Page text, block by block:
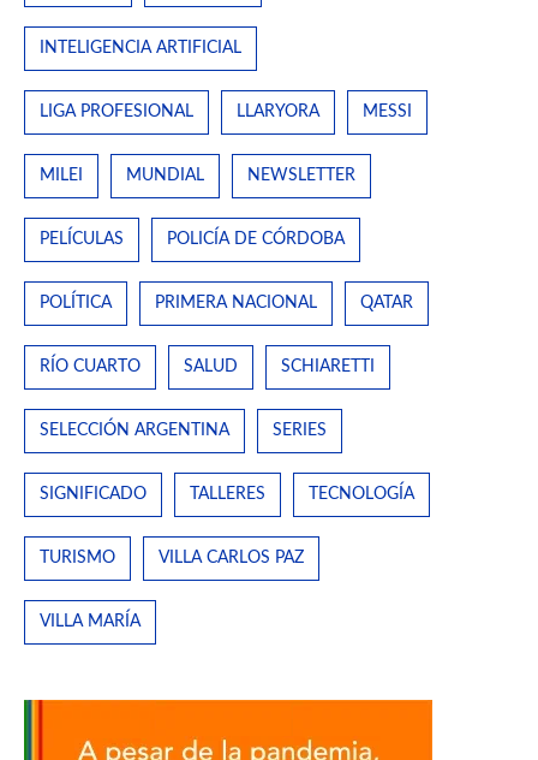
INTELIGENCIA ARTIFICIAL
LIGA PROFESIONAL LLARYORA MESSI
MILEI MUNDIAL NEWSLETTER
PELÍCULAS POLICÍA DE CÓRDOBA
POLÍTICA PRIMERA NACIONAL QATAR
RÍO CUARTO SALUD SCHIARETTI
SELECCIÓN ARGENTINA SERIES
SIGNIFICADO TALLERES TECNOLOGÍA
TURISMO VILLA CARLOS PAZ
VILLA MARÍA